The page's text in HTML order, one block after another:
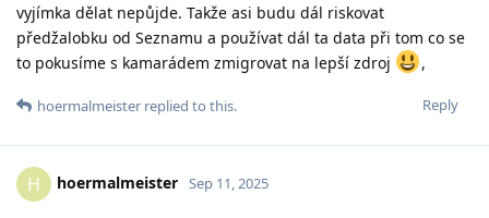
vyjímka dělat nepůjde. Takže asi budu dál riskovat
předžalobku od Seznamu a používat dál ta data při tom co se
to pokusíme s kamarádem zmigrovat na lepší zdroj
,
Reply
hoermalmeister replied to this.
H hoermalmeister Sep 11, 2025